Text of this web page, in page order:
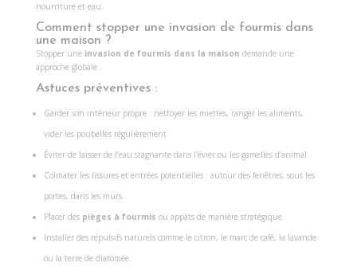
nourriture et eau.
Comment stopper une invasion de fourmis dans
une maison ?
Stopper une invasion de fourmis dans la maison demande une
approche globale :
Astuces préventives :
Garder son intérieur propre : nettoyer les miettes, ranger les aliments,
vider les poubelles régulièrement.
Éviter de laisser de l’eau stagnante dans l’évier ou les gamelles d’animal.
Colmater les fissures et entrées potentielles : autour des fenêtres, sous les
portes, dans les murs.
Placer des pièges à fourmis ou appâts de manière stratégique.
Installer des répulsifs naturels comme le citron, le marc de café, la lavande
ou la terre de diatomée.